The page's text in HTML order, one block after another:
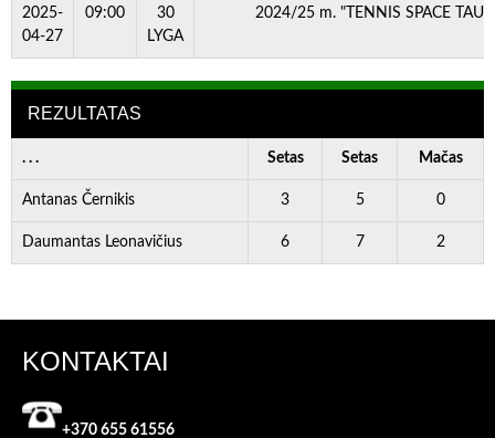
2025-
04-27
09:00
30
LYGA
2024/25 m. "TENNIS SPACE
REZULTATAS
. . . Setas Setas Mačas
Antanas Černikis 3 5 0
Daumantas Leonavičius 6 7 2
KONTAKTAI
+370 655 61556